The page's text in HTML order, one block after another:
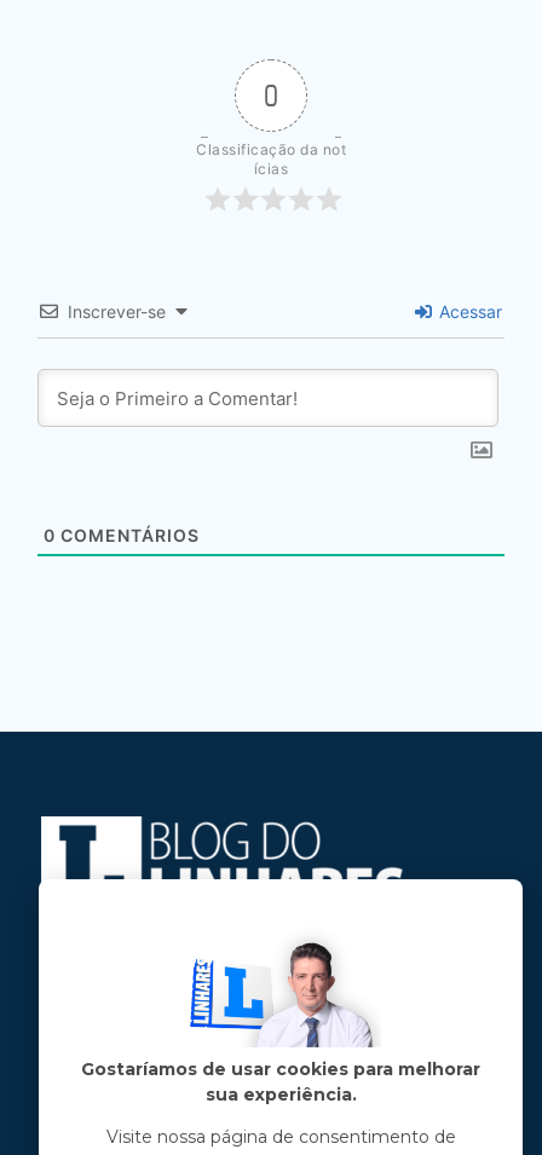
0
Classificação da not
ícias
Inscrever-se Acessar
0 COMENTÁRIOS
Jose Linhares Jr é maranhense.
Formado em Jornalismo, estudou filosofia
e tem pós-graduações em ciência política
e marketing político.
Menu principal
Gostaríamos de usar cookies para melhorar
sua experiência.
Visite nossa página de consentimento de